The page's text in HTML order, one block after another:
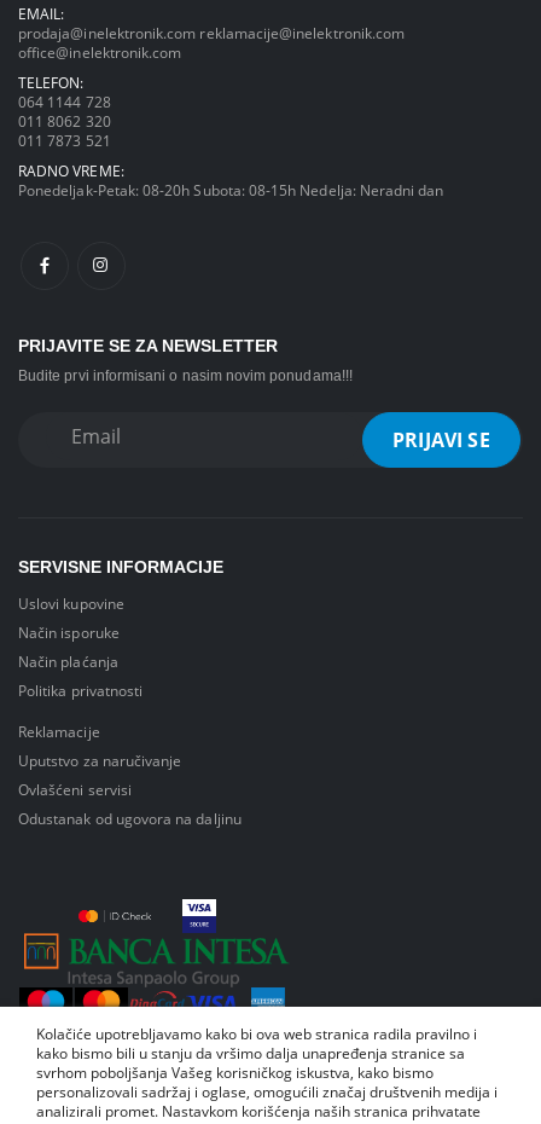
EMAIL:
prodaja@inelektronik.com reklamacije@inelektronik.com
office@inelektronik.com
TELEFON:
064 1144 728
011 8062 320
011 7873 521
RADNO VREME:
Ponedeljak-Petak: 08-20h Subota: 08-15h Nedelja: Neradni dan
PRIJAVITE SE ZA NEWSLETTER
Budite prvi informisani o nasim novim ponudama!!!
SERVISNE INFORMACIJE
Uslovi kupovine
Način isporuke
Način plaćanja
Politika privatnosti
Reklamacije
Uputstvo za naručivanje
Ovlašćeni servisi
Odustanak od ugovora na daljinu
Kolačiće upotrebljavamo kako bi ova web stranica radila pravilno i
kako bismo bili u stanju da vršimo dalja unapređenja stranice sa
svrhom poboljšanja Vašeg korisničkog iskustva, kako bismo
personalizovali sadržaj i oglase, omogućili značaj društvenih medija i
analizirali promet. Nastavkom korišćenja naših stranica prihvatate